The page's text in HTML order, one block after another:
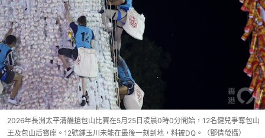
2026年長洲太平清醮搶包山比賽在5月25日凌晨0時0分開始，12名健兒爭奪包山
王及包山后寶座。12號鍾玉川未能在最後一刻到地，料被DQ。（鄧倩螢攝）